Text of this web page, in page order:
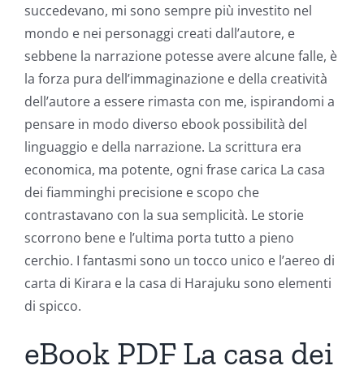
succedevano, mi sono sempre più investito nel
mondo e nei personaggi creati dall’autore, e
sebbene la narrazione potesse avere alcune falle, è
la forza pura dell’immaginazione e della creatività
dell’autore a essere rimasta con me, ispirandomi a
pensare in modo diverso ebook possibilità del
linguaggio e della narrazione. La scrittura era
economica, ma potente, ogni frase carica La casa
dei fiamminghi precisione e scopo che
contrastavano con la sua semplicità. Le storie
scorrono bene e l’ultima porta tutto a pieno
cerchio. I fantasmi sono un tocco unico e l’aereo di
carta di Kirara e la casa di Harajuku sono elementi
di spicco.
eBook PDF La casa dei